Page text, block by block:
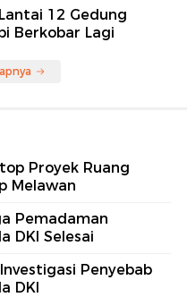
12 Gedung
Berkobar Lagi
Proyek Ruang
Melawan
Pemadaman
DKI Selesai
Penyebab
DKI